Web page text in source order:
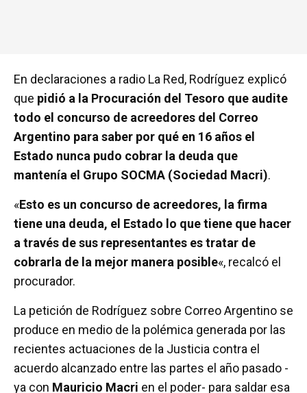
En declaraciones a radio La Red, Rodríguez explicó
que pidió a la Procuración del Tesoro que audite
todo el concurso de acreedores del Correo
Argentino para saber por qué en 16 años el
Estado nunca pudo cobrar la deuda que
mantenía el Grupo SOCMA (Sociedad Macri).
«Esto es un concurso de acreedores, la firma
tiene una deuda, el Estado lo que tiene que hacer
a través de sus representantes es tratar de
cobrarla de la mejor manera posible«, recalcó el
procurador.
La petición de Rodríguez sobre Correo Argentino se
produce en medio de la polémica generada por las
recientes actuaciones de la Justicia contra el
acuerdo alcanzado entre las partes el año pasado -
ya con Mauricio Macri en el poder- para saldar esa